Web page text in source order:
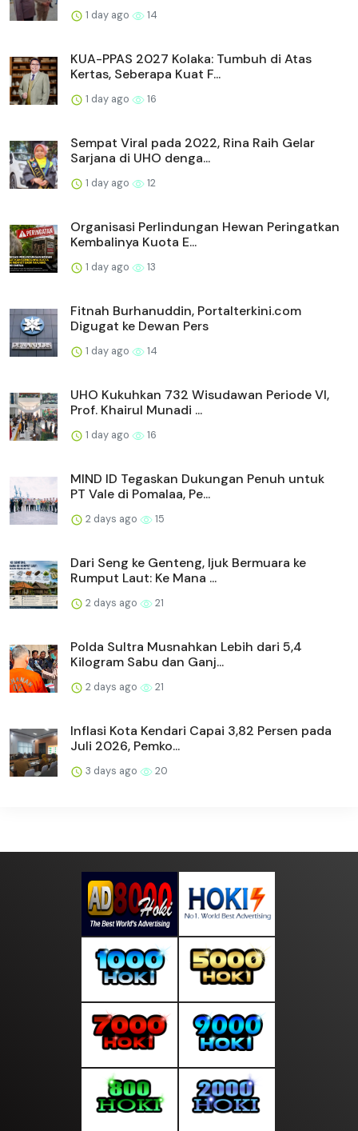
1 day ago 14
KUA-PPAS 2027 Kolaka: Tumbuh di Atas
Kertas, Seberapa Kuat F...
1 day ago 16
Sempat Viral pada 2022, Rina Raih Gelar
Sarjana di UHO denga...
1 day ago 12
Organisasi Perlindungan Hewan Peringatkan
Kembalinya Kuota E...
1 day ago 13
Fitnah Burhanuddin, Portalterkini.com
Digugat ke Dewan Pers
1 day ago 14
UHO Kukuhkan 732 Wisudawan Periode VI,
Prof. Khairul Munadi ...
1 day ago 16
MIND ID Tegaskan Dukungan Penuh untuk
PT Vale di Pomalaa, Pe...
2 days ago 15
Dari Seng ke Genteng, Ijuk Bermuara ke
Rumput Laut: Ke Mana ...
2 days ago 21
Polda Sultra Musnahkan Lebih dari 5,4
Kilogram Sabu dan Ganj...
2 days ago 21
Inflasi Kota Kendari Capai 3,82 Persen pada
Juli 2026, Pemko...
3 days ago 20